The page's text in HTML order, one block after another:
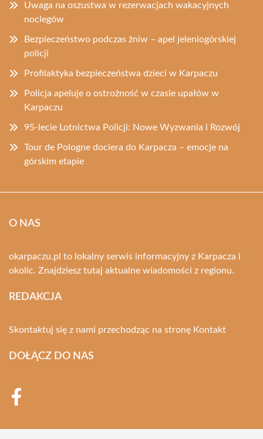
Uwaga na oszustwa w rezerwacjach wakacyjnych
noclegów
Bezpieczeństwo podczas żniw – apel jeleniogórskiej
policji
Profilaktyka bezpieczeństwa dzieci w Karpaczu
Policja apeluje o ostrożność w czasie upałów w
Karpaczu
95-lecie Lotnictwa Policji: Nowe Wyzwania i Rozwój
Tour de Pologne dociera do Karpacza – emocje na
górskim etapie
O NAS
okarpaczu.pl to lokalny serwis informacyjny z Karpacza i
okolic. Znajdziesz tutaj aktualne wiadomości z regionu.
REDAKCJA
Skontaktuj się z nami przechodząc na stronę Kontakt
DOŁĄCZ DO NAS